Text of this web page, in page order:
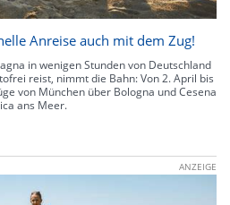
Anreise auch mit dem Zug!
in wenigen Stunden von Deutschland
reist, nimmt die Bahn: Von 2. April bis
von München über Bologna und Cesena
ans Meer.
ANZEIGE